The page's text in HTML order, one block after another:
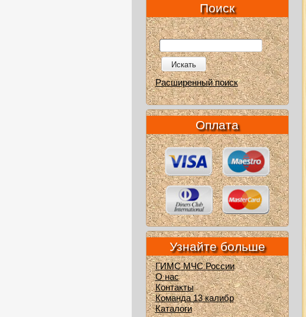
Поиск
Искать
Расширенный поиск
Оплата
Узнайте больше
ГИМС МЧС России
О нас
Контакты
Команда 13 калибр
Каталоги